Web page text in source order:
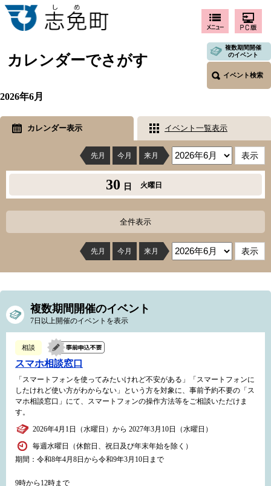
カレンダーでさがす
複数期間開催
のイベント
イベント検索
2026年6月
カレンダー表示 イベント一覧表示
先月 今月 来月
30 日 火曜日
全件表示
先月 今月 来月
複数期間開催のイベント
7日以上開催のイベントを表示
相談
スマホ相談窓口
「スマートフォンを使ってみたいけれど不安がある」「スマートフォンに
したけれど使い方がわからない」という方を対象に、事前予約不要の「ス
マホ相談窓口」にて、スマートフォンの操作方法等をご相談いただけま
す。
2026年4月1日（水曜日）から 2027年3月10日（水曜日）
毎週水曜日（休館日、祝日及び年末年始を除く）
期間：令和8年4月8日から令和9年3月10日まで
9時から12時まで